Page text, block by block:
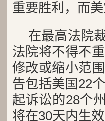
重要胜利，而
在最高法院
法院将不得不
修改或缩小范
告包括美国22
起诉讼的28个
将在30天内生效